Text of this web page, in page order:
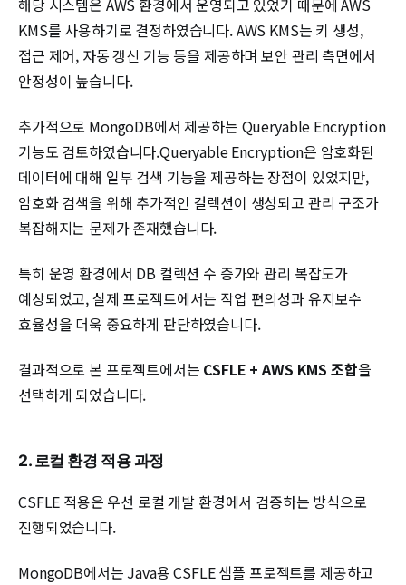
KMS를 사용하기로 결정하였습니다. AWS KMS는 키 생성,
접근 제어, 자동 갱신 기능 등을 제공하며 보안 관리 측면에서
안정성이 높습니다.
추가적으로 MongoDB에서 제공하는 Queryable Encryption
기능도 검토하였습니다.Queryable Encryption은 암호화된
데이터에 대해 일부 검색 기능을 제공하는 장점이 있었지만,
암호화 검색을 위해 추가적인 컬렉션이 생성되고 관리 구조가
복잡해지는 문제가 존재했습니다.
특히 운영 환경에서 DB 컬렉션 수 증가와 관리 복잡도가
예상되었고, 실제 프로젝트에서는 작업 편의성과 유지보수
효율성을 더욱 중요하게 판단하였습니다.
결과적으로 본 프로젝트에서는 CSFLE + AWS KMS 조합을
선택하게 되었습니다.
2. 로컬 환경 적용 과정
CSFLE 적용은 우선 로컬 개발 환경에서 검증하는 방식으로
진행되었습니다.
MongoDB에서는 Java용 CSFLE 샘플 프로젝트를 제공하고